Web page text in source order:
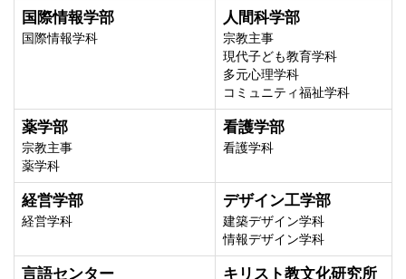
国際情報学部
国際情報学科
人間科学部
宗教主事
現代子ども教育学科
多元心理学科
コミュニティ福祉学科
薬学部
宗教主事
薬学科
看護学部
看護学科
経営学部
経営学科
デザイン工学部
建築デザイン学科
情報デザイン学科
言語センター キリスト教文化研究所